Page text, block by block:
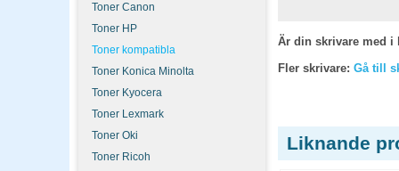
Toner Canon
Toner HP
Toner kompatibla
Toner Konica Minolta
Toner Kyocera
Toner Lexmark
Toner Oki
Toner Ricoh
Är din skrivare med i
Fler skrivare: Gå till
Liknande